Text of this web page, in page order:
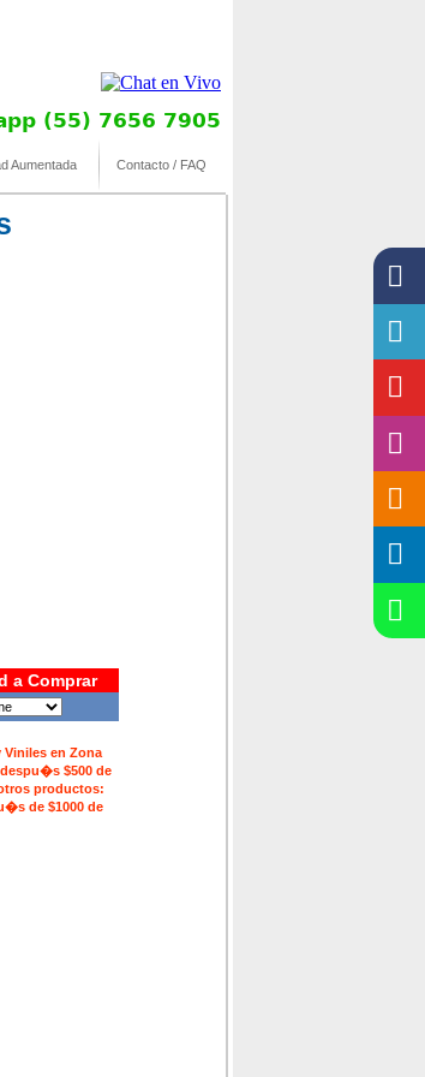
(55) 7656 7905
Aumentada Contacto / FAQ
a Comprar
en Zona
$500 de
productos:
de $1000 de